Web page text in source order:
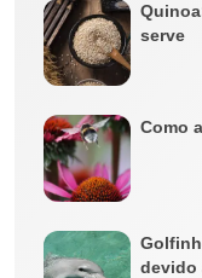
serve
Como
devido